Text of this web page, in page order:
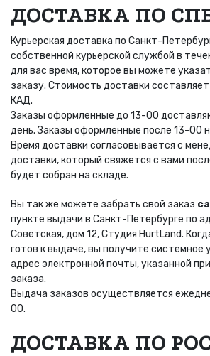
ДОСТАВКА ПО
Курьерская доставка по Санкт-
собственной курьерской службой в
для вас время, которое вы можете
заказу. Стоимость доставки
КАД.
Заказы оформленные до 13-00
день. Заказы оформленные после 13-00
Время доставки согласовывается с
доставки, который свяжется с вами
будет собран на складе.
Вы так же можете забрать свой заказ
пункте выдачи в Санкт-Петербурге по
Советская, дом 12, Студия HurtLand.
готов к выдаче, вы получите системное
адрес электронной почты, указанной
заказа.
Выдача заказов осуществляется
00.
ДОСТАВКА ПО